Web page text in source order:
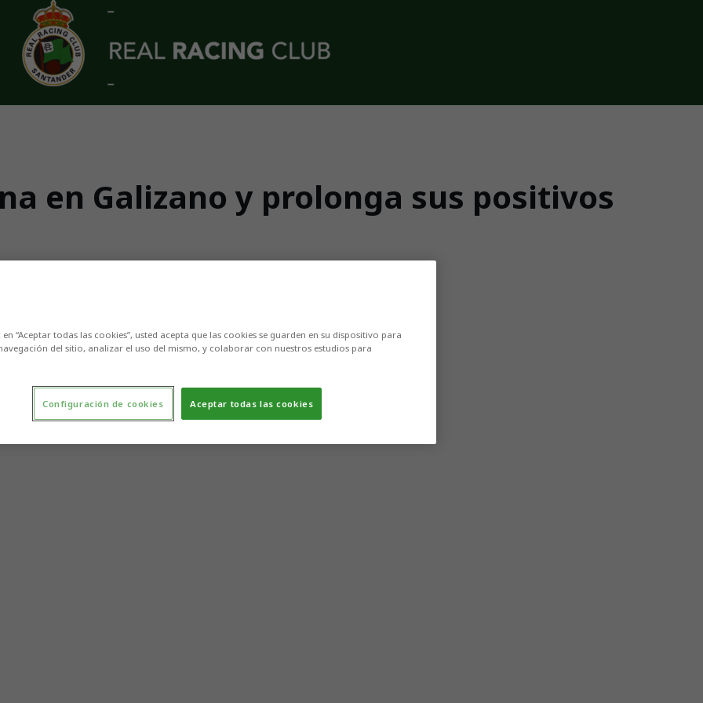
en Galizano y prolonga sus positivos
filial verdiblanco al Ribamontán al Mar CF
“Aceptar todas las cookies”, usted acepta que las cookies se guarden en su dispositivo para
del sitio, analizar el uso del mismo, y colaborar con nuestros estudios para
Aceptar todas las cookies
Configuración de cookies